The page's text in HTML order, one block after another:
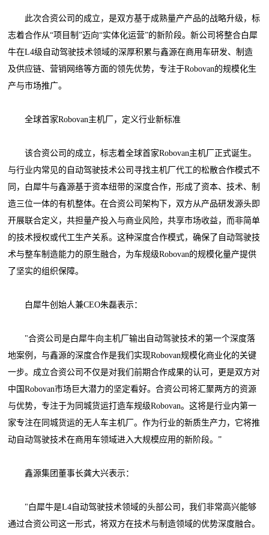
此次合资公司的成立，是双方基于成熟量产产品的战略升级，标
志着合作从“项目制”迈向“实体化运营”的新阶段。新公司将整合白犀
牛在L4级自动驾驶技术领域的深厚积累与鑫源在商用车研发、制造
及供应链、营销网络等方面的领先优势，专注于Robovan的规模化生
产与市场推广。
全球首家Robovan主机厂，定义行业新标准
该合资公司的成立，标志着全球首家Robovan主机厂正式诞生。
与行业内常见的自动驾驶技术公司寻找主机厂代工的松散合作模式不
同，白犀牛与鑫源基于资本纽带的深度合作，形成了资本、技术、制
造三位一体的有机整体。在合资公司架构下，双方从产品研发源头即
开展联合定义，共担量产投入与商业风险，共享市场收益，而非简单
的技术授权或代工生产关系。这种深度合作模式，确保了自动驾驶技
术与整车制造能力的原生融合，为车规级Robovan的规模化量产提供
了坚实的组织保障。
白犀牛创始人兼CEO朱磊表示：
"合资公司是白犀牛向主机厂输出自动驾驶技术的第一个深度落
地案例，与鑫源的深度合作是我们实现Robovan规模化商业化的关键
一步。成立合资公司不仅是对我们前期合作成果的认可，更是双方对
中国Robovan市场巨大潜力的坚定看好。合资公司将汇聚两方的资源
与优势，专注于为同城货运打造车规级Robovan。这将是行业内第一
家专注在同城货运的无人车主机厂。作为行业的新质生产力，它将推
动自动驾驶技术在商用车领域进入大规模应用的新阶段。”
鑫源集团董事长龚大兴表示：
"白犀牛是L4自动驾驶技术领域的头部公司，我们非常高兴能够
通过合资公司这一形式，将双方在技术与制造领域的优势深度融合。